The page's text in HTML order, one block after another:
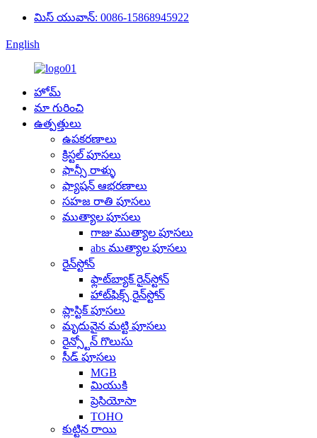
మిస్ యువాన్: 0086-15868945922
English
హోమ్
మా గురించి
ఉత్పత్తులు
ఉపకరణాలు
క్రిస్టల్ పూసలు
ఫాన్సీ రాళ్ళు
ఫ్యాషన్ ఆభరణాలు
సహజ రాతి పూసలు
ముత్యాల పూసలు
గాజు ముత్యాల పూసలు
abs ముత్యాల పూసలు
రైన్‌స్టోన్
ఫ్లాట్‌బ్యాక్ రైన్‌స్టోన్
హాట్‌ఫిక్స్ రైన్‌స్టోన్
ప్లాస్టిక్ పూసలు
మృదువైన మట్టి పూసలు
రైన్స్టోన్ గొలుసు
సీడ్ పూసలు
MGB
మియుకి
ప్రెసియోసా
TOHO
కుట్టిన రాయి